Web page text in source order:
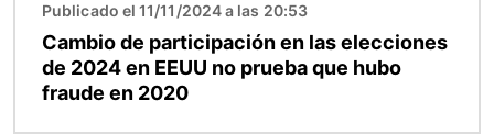
Publicado el 11/11/2024 a las 20:53
Cambio de participación en las elecciones
de 2024 en EEUU no prueba que hubo
fraude en 2020